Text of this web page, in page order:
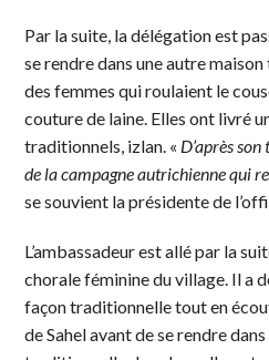
Par la suite, la délégation est
se rendre dans une autre
des femmes qui roulaient le
couture de laine. Elles ont livré
traditionnels, izlan. « D’après
de la campagne autrichienne qui
se souvient la présidente de
L’ambassadeur est allé par la
chorale féminine du village. Il a
façon traditionnelle tout en
de Sahel avant de se rendre